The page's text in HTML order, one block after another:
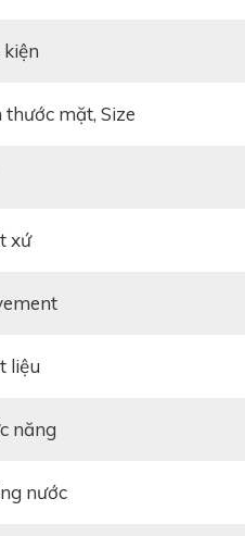
tượng mạnh với mọi
vỏ đồng hồ dáng tròn
kiện
thước mặt, Size
xứ
liệu
năng
nước